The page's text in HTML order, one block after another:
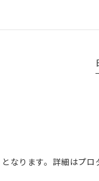
となります。詳細はプ